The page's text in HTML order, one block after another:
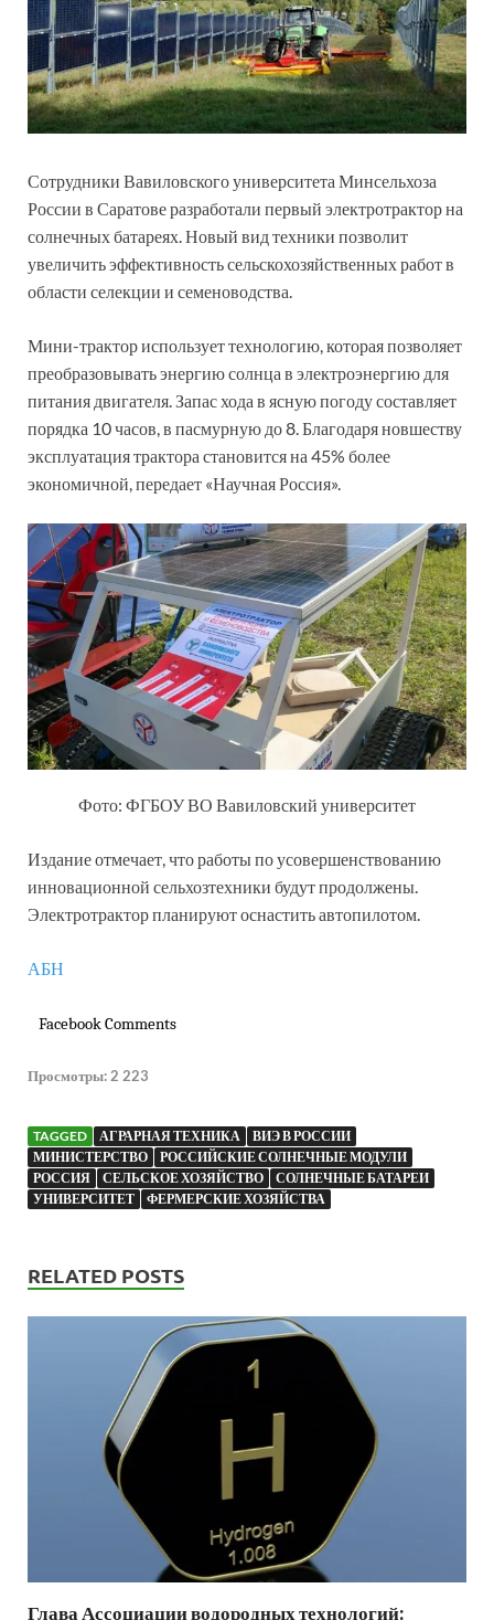
Сотрудники Вавиловского университета Минсельхоза
России в Саратове разработали первый электротрактор на
солнечных батареях. Новый вид техники позволит
увеличить эффективность сельскохозяйственных работ в
области селекции и семеноводства.
Мини-трактор использует технологию, которая позволяет
преобразовывать энергию солнца в электроэнергию для
питания двигателя. Запас хода в ясную погоду составляет
порядка 10 часов, в пасмурную до 8. Благодаря новшеству
эксплуатация трактора становится на 45% более
экономичной, передает «Научная Россия».
Фото: ФГБОУ ВО Вавиловский университет
Издание отмечает, что работы по усовершенствованию
инновационной сельхозтехники будут продолжены.
Электротрактор планируют оснастить автопилотом.
АБН
Facebook Comments
Просмотры:2 223
TAGGED АГРАРНАЯ ТЕХНИКА
ВИЭ В РОССИИ
МИНИСТЕРСТВО
РОССИЙСКИЕ СОЛНЕЧНЫЕ МОДУЛИ
РОССИЯ
СЕЛЬСКОЕ ХОЗЯЙСТВО
СОЛНЕЧНЫЕ БАТАРЕИ
УНИВЕРСИТЕТ
ФЕРМЕРСКИЕ ХОЗЯЙСТВА
RELATED POSTS
Глава Ассоциации водородных технологий: